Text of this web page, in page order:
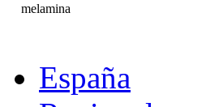
melamina
España